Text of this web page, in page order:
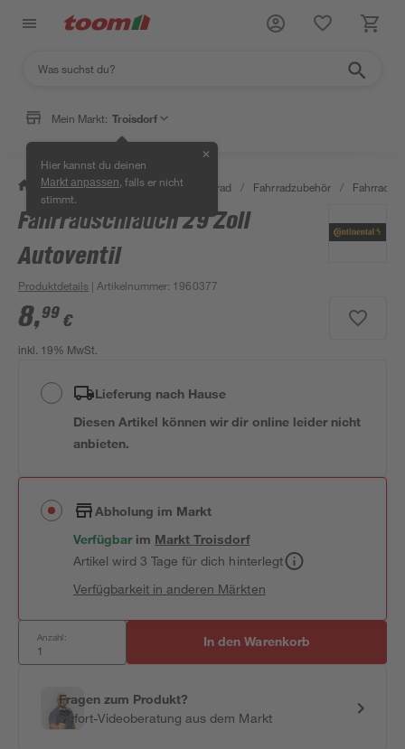
Mein Markt: Troisdorf
Hier kannst du deinen
Markt anpassen , falls er nicht
stimmt.
✕
/ Garten & Freizeit / Auto & Fahrrad / Fahrradzubehör /
Fahrradschlauch 29 Zoll
Autoventil
Produktdetails | Artikelnummer: 1960377
8,99 €
inkl. 19% MwSt.
Lieferung nach Hause
Diesen Artikel können wir dir online leider nicht
anbieten.
Abholung im Markt
Verfügbar im MarktTroisdorf
Artikel wird 3 Tage für dich hinterlegt
Verfügbarkeit in anderen Märkten
Anzahl: In den Warenkorb
Fragen zum Produkt?
Sofort-Videoberatung aus dem Markt